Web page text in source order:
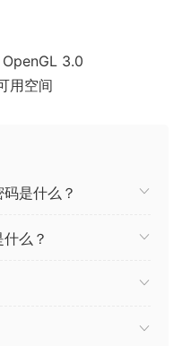
3.0
用空间
是什么？
么？